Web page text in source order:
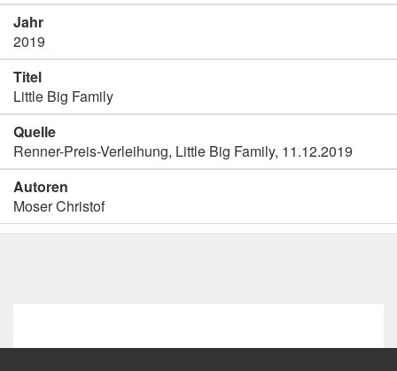
Jahr
2019
Titel
Little Big Family
Quelle
Renner-Preis-Verleihung, Little Big Family, 11.12.2019
Autoren
Moser Christof